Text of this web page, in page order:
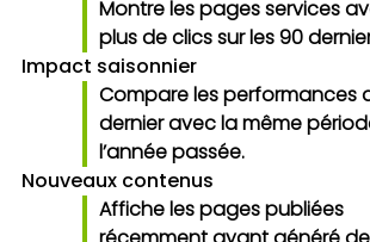
Montre les pages services
plus de clics sur les 90
Impact saisonnier
Compare les performances
dernier avec la même
l’année passée.
Nouveaux contenus
Affiche les pages publiées